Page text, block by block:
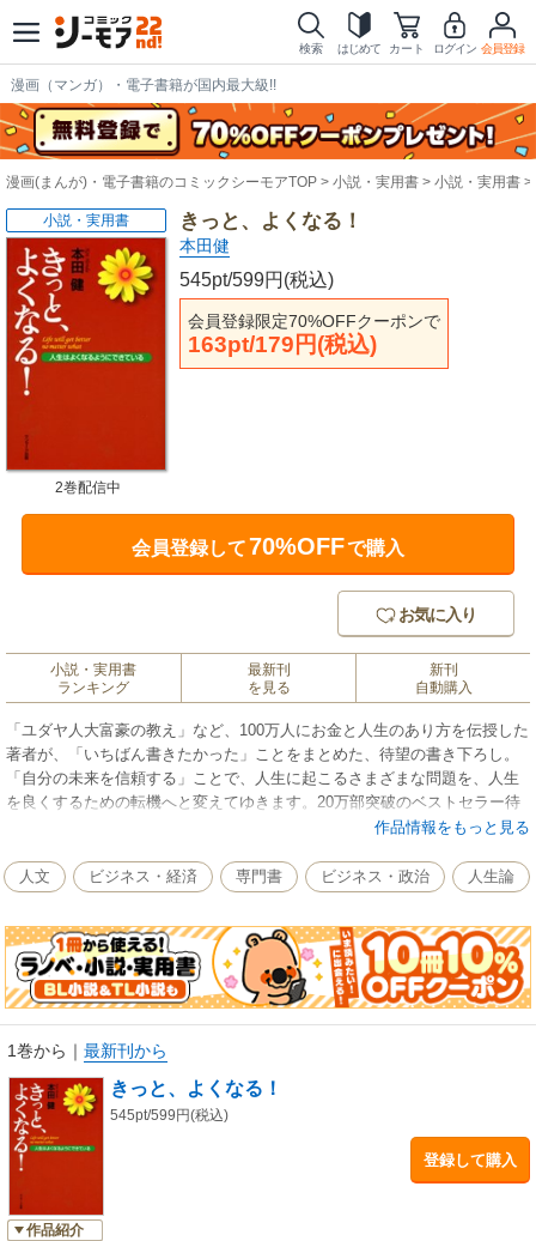
検索 はじめて カート ログイン 会員登録
漫画（マンガ）・電子書籍が国内最大級!!
漫画(まんが)・電子書籍のコミックシーモアTOP 小説・実用書 小説・実用書
きっと、よくなる！
本田健
545pt/599円(税込)
会員登録限定70%OFFクーポンで
163pt/179円(税込)
小説・実用書
2巻配信中
会員登録して70%OFFで購入
お気に入り
小説・実用書
ランキング
最新刊
を見る
新刊
自動購入
「ユダヤ人大富豪の教え」など、100万人にお金と人生のあり方を伝授した
著者が、「いちばん書きたかった」ことをまとめた、待望の書き下ろし。
「自分の未来を信頼する」ことで、人生に起こるさまざまな問題を、人生
を良くするための転機へと変えてゆきます。20万部突破のベストセラー待
作品情報をもっと見る
人文 ビジネス・経済 専門書 ビジネス・政治 人生論
1巻から ｜ 最新刊から
作品紹介
きっと、よくなる！
545pt/599円(税込)
登録して購入